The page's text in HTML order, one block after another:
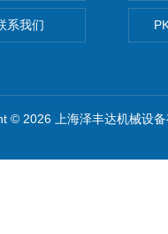
系我们
© 2026 上海泽丰达机械设